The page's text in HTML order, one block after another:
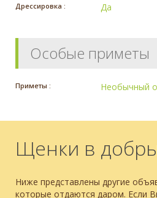
Дрессировка : Да
Особые приметы
Приметы : Необычный
Щенки в
Ниже представлены другие
которые отдаются даром. Если